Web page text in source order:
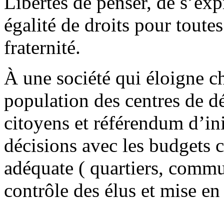
égalité de droits pour
fraternité.
À une société qui éloigne
population des centres de
citoyens et référendum
décisions avec les budgets
adéquate ( quartiers,
contrôle des élus et mise